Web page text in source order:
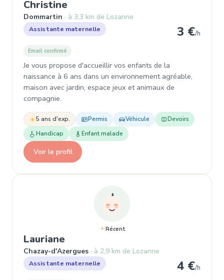
Christine
Dommartin à 3,3 km de Lozanne
Assistante maternelle 3 €/h
Email confirmé
Je vous propose d'accueillir vos enfants de la
naissance à 6 ans dans un environnement agréable,
maison avec jardin, espace jeux et animaux de
compagnie.
5 ans d'exp. Permis Véhicule
Devoirs
Handicap
Enfant malade
Voir le profil
Récent
Lauriane
Chazay-d'Azergues à 2,9 km de Lozanne
Assistante maternelle 4 €/h